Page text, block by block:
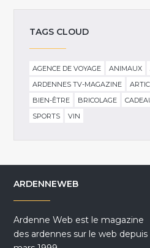
TAGS CLOUD
AGENCE DE VOYAGE ANIMAUX
ARDENNES TV-MAGAZINE
BIEN-ÊTRE
BRICOLAGE
SPORTS
VIN
ARDENNEWEB
Ardenne Web est le magazine
des ardennes sur le web depuis